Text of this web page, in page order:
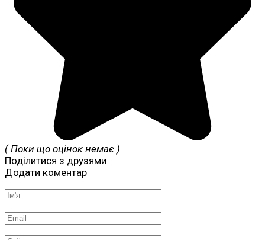
( Поки що оцінок немає )
Поділитися з друзями
Додати коментар
Ім'я
Email